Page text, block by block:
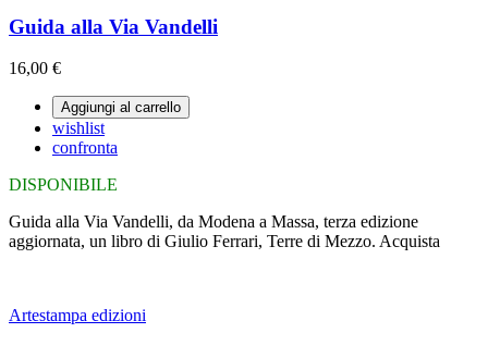
Guida alla Via Vandelli
16,00 €
Aggiungi al carrello
wishlist
confronta
DISPONIBILE
Guida alla Via Vandelli, da Modena a Massa, terza edizione
aggiornata, un libro di Giulio Ferrari, Terre di Mezzo. Acquista
Artestampa edizioni